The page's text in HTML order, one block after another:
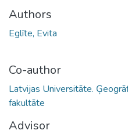
Authors
Eglīte, Evita
Co-author
Latvijas Universitāte.
fakultāte
Advisor